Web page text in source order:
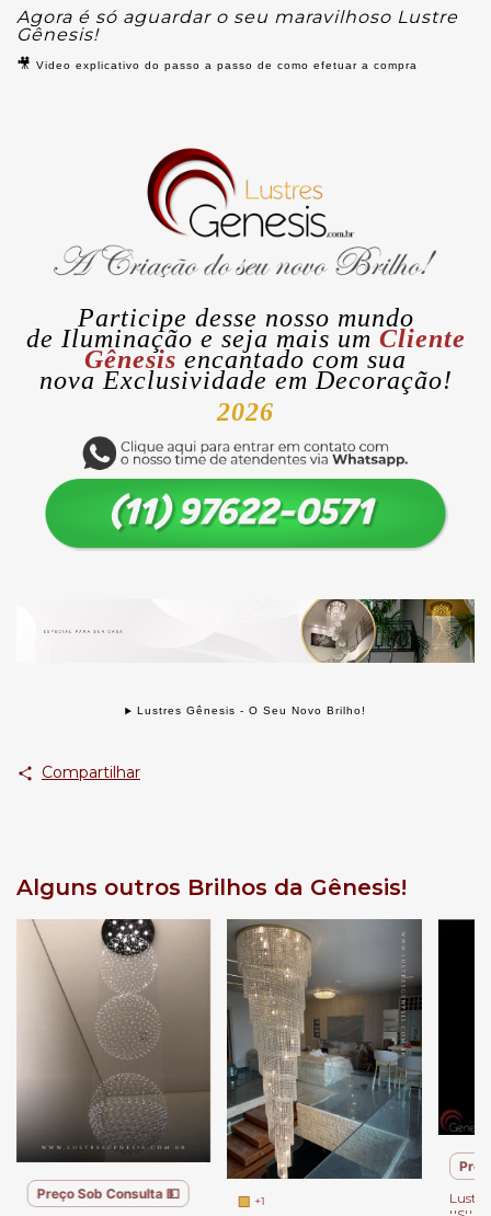
Agora é só aguardar o seu maravilhoso Lustre
Gênesis!
🎥 Video explicativo do passo a passo de como efetuar a compra
Participe desse nosso mundo
de Iluminação e seja mais um Cliente
Gênesis encantado com sua
nova Exclusividade em Decoração!
2026
Lustres Gênesis - O Seu Novo Brilho!
Compartilhar
Alguns outros Brilhos da Gênesis!
Preço Sob Consulta 💵
+1